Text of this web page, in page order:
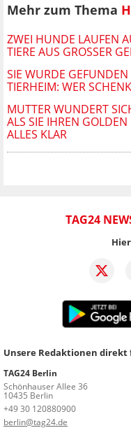
Mehr zum Thema
ZWEI HUNDE LAUFEN
TIERE AUS GROSSER
SIE WURDE
TIERHEIM: WER
MUTTER WUNDERT
ALS SIE IHREN
ALLES KLAR
TAG24
Unsere Redaktionen direkt
TAG24 Berlin
Schönhauser Allee 36
10435 Berlin
+49 30 120880900
berlin@tag24.de